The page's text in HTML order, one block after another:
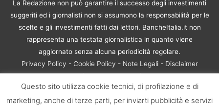
La Redazione non può garantire il successo degli investimenti
suggeriti ed i giornalisti non si assumono la responsabilità per le
scelte e gli investimenti fatti dai lettori. BancheItalia.it non
rappresenta una testata giornalistica in quanto viene
aggiornato senza alcuna periodicità regolare.
Privacy Policy - Cookie Policy - Note Legali- Disclaimer
Rischio Investimenti
BancheItalia.it Copyright © 2021. Tutti i diritti sono riservati. |
P.IVA 10673901004 | Contenuti di proprietà di BancheItalia.it:
Questo sito utilizza cookie tecnici, di profilazione e di
marketing, anche di terze parti, per inviarti pubblicità e servizi